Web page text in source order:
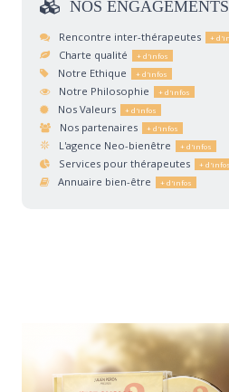
NOS ENGAGEMENTS
Rencontre inter-thérapeutes
Charte qualité
Notre Ethique
Notre Philosophie
Nos Valeurs
Nos partenaires
L'agence Neo-bienêtre
Services pour thérapeutes
Annuaire bien-être